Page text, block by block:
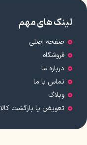
لینک های مهم
صفحه اصلی
فروشگاه
درباره ما
تماس با ما
وبلاگ
تعویض یا بازگشت کالا